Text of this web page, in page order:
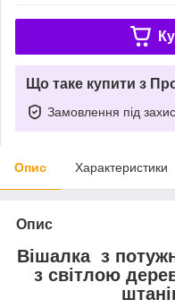
Що таке купити з
Замовлення під
Опис Характеристики
Опис
Вішалка з
з світлою